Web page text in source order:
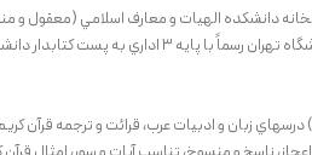
مزد بليطي در كتابخانه دانشكده الهيات و معارف اسلامي
نمود، در سال 1340 به پيشنهاد دانشكده و موافقت رئيس دانشگاه تهران رسماً با
استاد حجتي در طول 45 سال تدريس دانشگاهي (1346-1391) درسهاي زبان و ادبيات عرب، قرائت و